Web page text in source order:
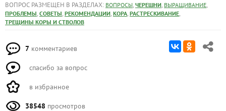
ВОПРОС РАЗМЕЩЕН В РАЗДЕЛАХ: ВОПРОСЫ, ЧЕРЕШНИ, ВЫРАЩИВАНИЕ,
ПРОБЛЕМЫ, СОВЕТЫ, РЕКОМЕНДАЦИИ, КОРА, РАСТРЕСКИВАНИЕ,
ТРЕЩИНЫ КОРЫ И СТВОЛОВ
7 комментариев
спасибо за вопрос
в избранное
38548 просмотров